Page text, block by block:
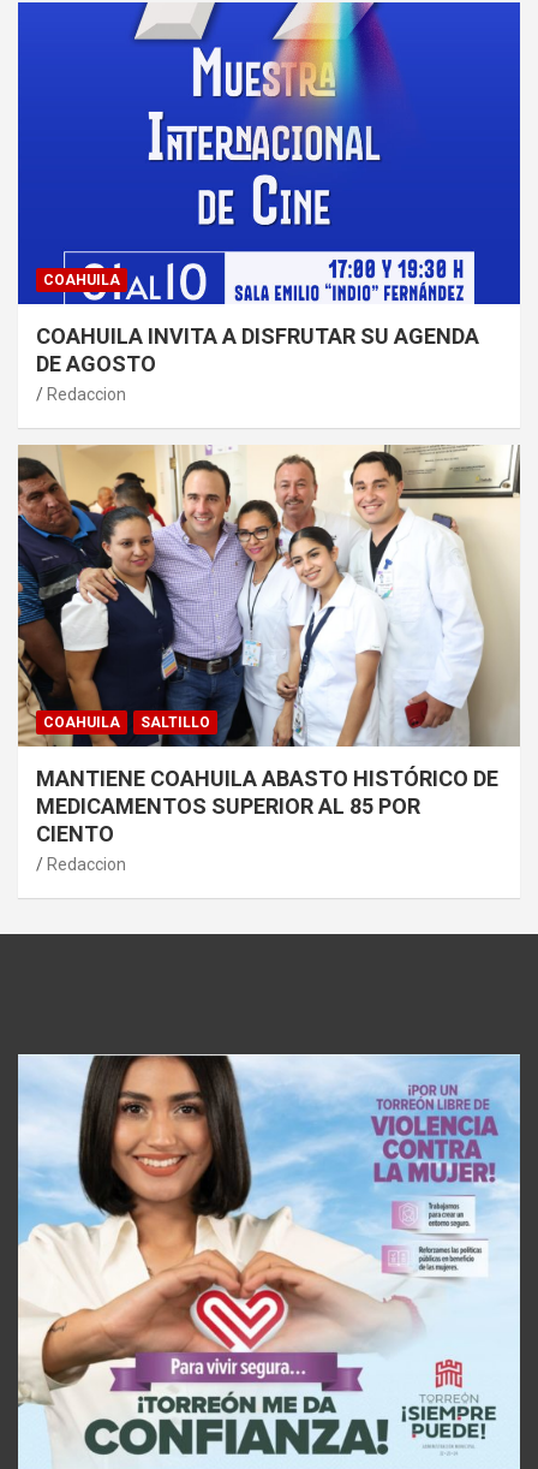
COAHUILA
COAHUILA INVITA A DISFRUTAR SU AGENDA
DE AGOSTO
Redaccion
COAHUILA SALTILLO
MANTIENE COAHUILA ABASTO HISTÓRICO DE
MEDICAMENTOS SUPERIOR AL 85 POR
CIENTO
Redaccion